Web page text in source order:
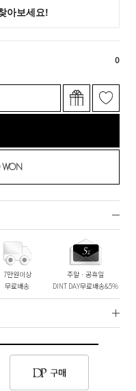
0
7만원이상
무료배송
주말ㆍ공휴일
DINT DAY무료배송&5%